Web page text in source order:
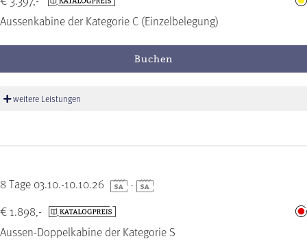
Aussenkabine der Kategorie C (Einzelbelegung)
Buchen
weitere Leistungen
8 Tage 03.10.-10.10.26 -
Aussen-Doppelkabine der Kategorie S
€ 1.898,-